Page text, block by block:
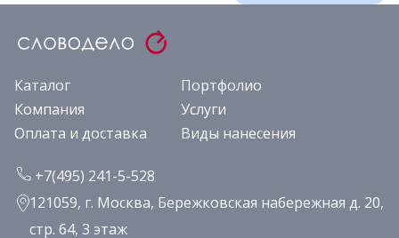
Каталог
Портфолио
Компания
Услуги
Оплата и доставка
Виды нанесения
+7(495) 241-5-528
121059, г. Москва, Бережковская набережная д. 20,
стр. 64, 3 этаж